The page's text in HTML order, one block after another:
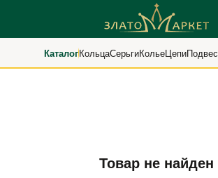
КаталогКольцаСерьгиКольеЦепи
Товар не найден